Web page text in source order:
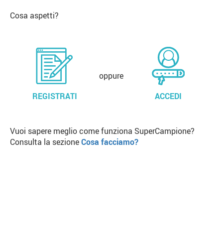
Cosa aspetti?
REGISTRATI
oppure
ACCEDI
Vuoi sapere meglio come funziona SuperCampione?
Consulta la sezioneCosa facciamo?